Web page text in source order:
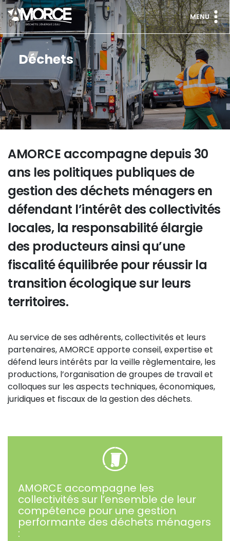
MENU
Déchets
AMORCE accompagne depuis 30
ans les politiques publiques de
gestion des déchets ménagers en
défendant l’intérêt des collectivités
locales, la responsabilité élargie
des producteurs ainsi qu’une
fiscalité équilibrée pour réussir la
transition écologique sur leurs
territoires.
Au service de ses adhérents, collectivités et leurs
partenaires, AMORCE apporte conseil, expertise et
défend leurs intérêts par la veille règlementaire, les
productions, l’organisation de groupes de travail et
colloques sur les aspects techniques, économiques,
juridiques et fiscaux de la gestion des déchets.
AMORCE accompagne les
collectivités sur l’ensemble de leur
compétence pour une gestion
performante des déchets ménagers
: